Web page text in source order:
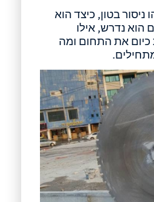
בטון, כיצד הוא
הוא נדרש, אילו
כיום את התחום ומה